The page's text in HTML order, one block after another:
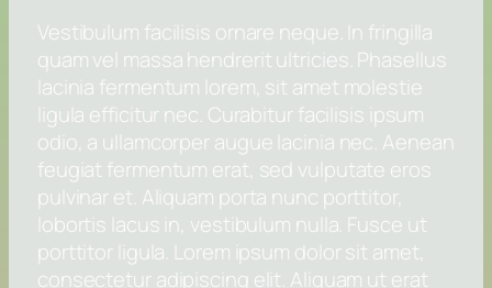
Vestibulum facilisis ornare neque. In fringilla
quam vel massa hendrerit ultricies. Phasellus
lacinia fermentum lorem, sit amet molestie
ligula efficitur nec. Curabitur facilisis ipsum
odio, a ullamcorper augue lacinia nec. Aenean
feugiat fermentum erat, sed vulputate eros
pulvinar et. Aliquam porta nunc porttitor,
lobortis lacus in, vestibulum nulla. Fusce ut
porttitor ligula. Lorem ipsum dolor sit amet,
consectetur adipiscing elit. Aliquam ut erat